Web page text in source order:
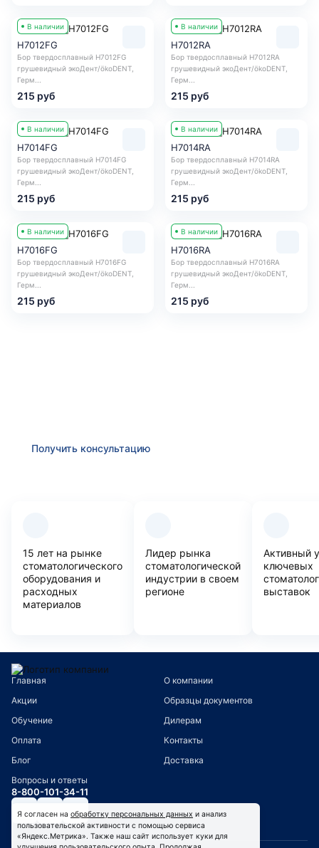
В наличии
H7012FG
Бор твердосплавный H7012FG
грушевидный экоДент/ökoDENT,
Герм...
215 руб
В наличии
H7012RA
Бор твердосплавный H7012RA
грушевидный экоДент/ökoDENT,
Герм...
215 руб
В наличии
H7014FG
Бор твердосплавный H7014FG
грушевидный экоДент/ökoDENT,
Герм...
215 руб
В наличии
H7014RA
Бор твердосплавный H7014RA
грушевидный экоДент/ökoDENT,
Герм...
215 руб
В наличии
H7016FG
Бор твердосплавный H7016FG
грушевидный экоДент/ökoDENT,
Герм...
215 руб
В наличии
H7016RA
Бор твердосплавный H7016RA
грушевидный экоДент/ökoDENT,
Герм...
215 руб
Получить консультацию
15 лет на рынке
стоматологического
оборудования и
расходных
материалов
Лидер рынка
стоматологической
индустрии в своем
регионе
Активный
ключевых
выставок
Главная
О компании
Акции
Образцы документов
Обучение
Дилерам
Оплата
Контакты
Блог
Доставка
Вопросы и ответы
8-800-101-34-11
Я согласен на обработку персональных данных и анализ
пользовательской активности с помощью сервиса
«Яндекс.Метрика». Также наш сайт использует куки для